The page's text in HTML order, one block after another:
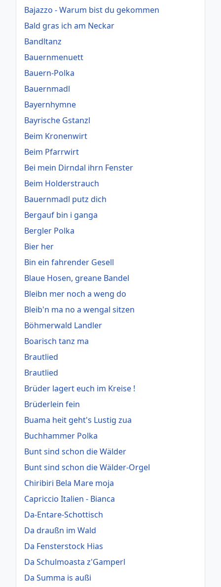
Bajazzo - Warum bist du gekommen
Bald gras ich am Neckar
Bandltanz
Bauernmenuett
Bauern-Polka
Bauernmadl
Bayernhymne
Bayrische Gstanzl
Beim Kronenwirt
Beim Pfarrwirt
Bei mein Dirndal ihrn Fenster
Beim Holderstrauch
Bauernmadl putz dich
Bergauf bin i ganga
Bergler Polka
Bier her
Bin ein fahrender Gesell
Blaue Hosen, greane Bandel
Bleibn mer noch a weng do
Bleib'n ma no a wengal sitzen
Böhmerwald Landler
Boarisch tanz ma
Brautlied
Brautlied
Brüder lagert euch im Kreise !
Brüderlein fein
Buama heit geht's Lustig zua
Buchhammer Polka
Bunt sind schon die Wälder
Bunt sind schon die Wälder-Orgel
Chiribiri Bela Mare moja
Capriccio Italien - Bianca
Da-Entare-Schottisch
Da draußn im Wald
Da Fensterstock Hias
Da Schulmoasta z'Gamperl
Da Summa is außi